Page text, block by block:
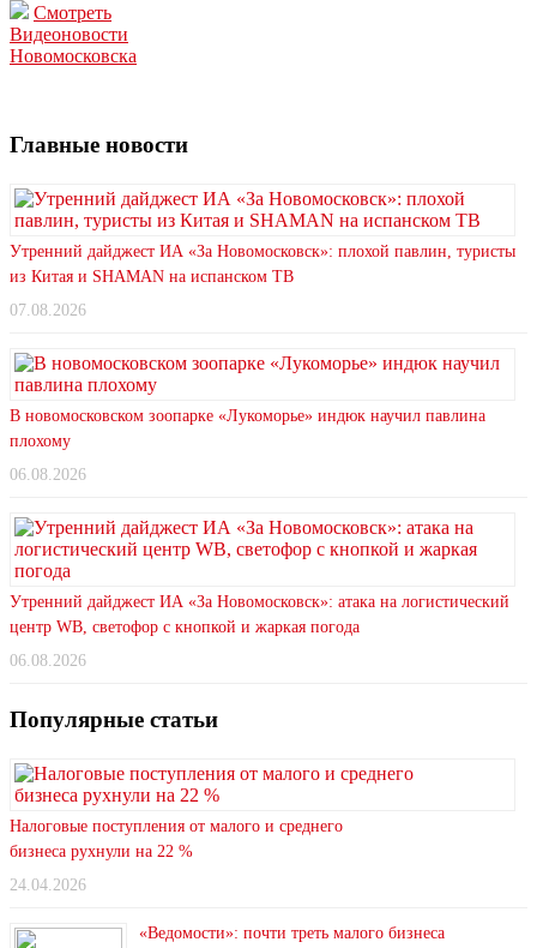
Смотреть
Видеоновости
Новомосковска
Главные новости
Утренний дайджест ИА «За Новомосковск»: плохой павлин, туристы
из Китая и SHAMAN на испанском ТВ
07.08.2026
В новомосковском зоопарке «Лукоморье» индюк научил павлина
плохому
06.08.2026
Утренний дайджест ИА «За Новомосковск»: атака на логистический
центр WB, светофор с кнопкой и жаркая погода
06.08.2026
Популярные статьи
Налоговые поступления от малого и среднего
бизнеса рухнули на 22 %
24.04.2026
«Ведомости»: почти треть малого бизнеса